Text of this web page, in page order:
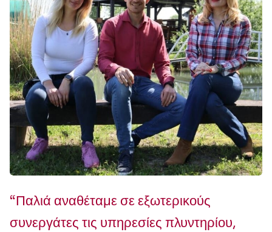
“Παλιά αναθέταμε σε εξωτερικούς
συνεργάτες τις υπηρεσίες πλυντηρίου,